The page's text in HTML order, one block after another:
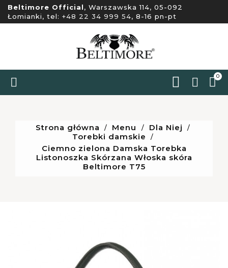
Beltimore Official, Warszawska 114, 05-092
Łomianki, tel: +48 22 34 999 54, 8-16 pn-pt

 0
Strona główna Menu
Dla Niej
Torebki damskie
Ciemno zielona Damska Torebka
Listonoszka Skórzana Włoska skóra
Beltimore T75